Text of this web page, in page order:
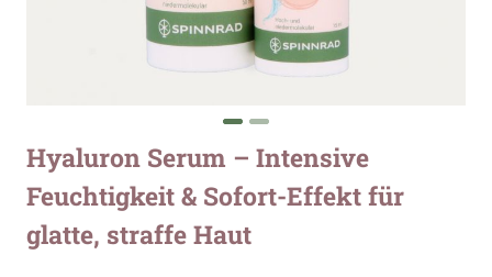
Zum
Anfang
der
springen
Hyaluron Serum – Intensive
Feuchtigkeit & Sofort-Effekt für
glatte, straffe Haut